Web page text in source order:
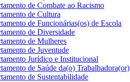
de Combate ao Racismo
de Cultura
de Funcionárias(os) de Escola
de Diversidade
de Mulheres
de Juventude
Jurídico e Institucional
de Saúde da(o) Trabalhadora(or)
de Sustentabilidade